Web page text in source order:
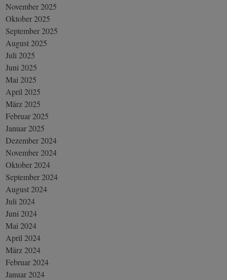
November 2025
Oktober 2025
September 2025
August 2025
Juli 2025
Juni 2025
Mai 2025
April 2025
März 2025
Februar 2025
Januar 2025
Dezember 2024
November 2024
Oktober 2024
September 2024
August 2024
Juli 2024
Juni 2024
Mai 2024
April 2024
März 2024
Februar 2024
Januar 2024